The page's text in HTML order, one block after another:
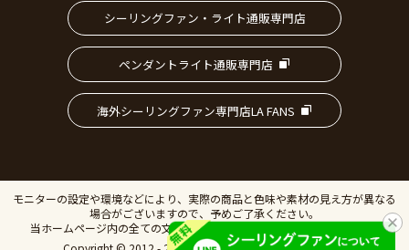
シーリングファン・ライト通販専門店
ペンダントライト通販専門店
海外シーリングファン専門店LA FANS
モニターの設定や環境などにより、実際の商品と色味や素材の見え方が異なる
場合がございますので、予めご了承ください。
当ホームページ内の全ての文書、画像の無断転載・複製を禁止します。